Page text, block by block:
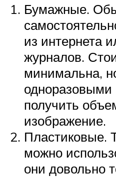
Бумажные.
из интернета
журналов.
минимальна,
одноразовыми
получить
изображение.
Пластиковые.
можно
они довольно